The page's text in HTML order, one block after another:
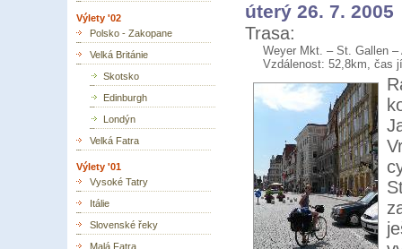
Výlety '02
Polsko - Zakopane
Velká Británie
Skotsko
Edinburgh
Londýn
Velká Fatra
Výlety '01
Vysoké Tatry
Itálie
Slovenské řeky
Malá Fatra
úterý 26. 7. 2005
Trasa:
Weyer Mkt. – St. Gallen –
Vzdálenost: 52,8km, čas